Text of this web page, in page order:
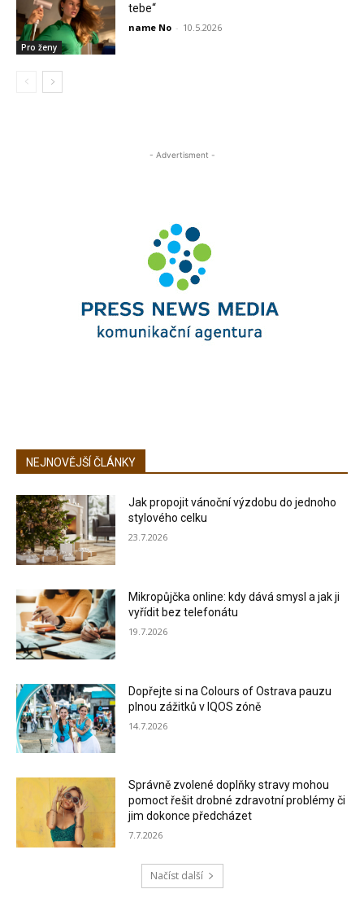
Pro ženy
tebe“
name No - 10.5.2026
- Advertisment -
NEJNOVĚJŠÍ ČLÁNKY
Jak propojit vánoční výzdobu do jednoho
stylového celku
23.7.2026
Mikropůjčka online: kdy dává smysl a jak ji
vyřídit bez telefonátu
19.7.2026
Dopřejte si na Colours of Ostrava pauzu
plnou zážitků v IQOS zóně
14.7.2026
Správně zvolené doplňky stravy mohou
pomoct řešit drobné zdravotní problémy či
jim dokonce předcházet
7.7.2026
Načíst další